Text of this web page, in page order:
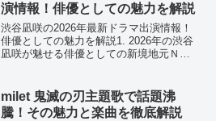
演情報！俳優としての魅力を解説
渋谷凪咲の2026年最新ドラマ出演情報！
俳優としての魅力を解説1. 2026年の渋谷
凪咲が魅せる俳優としての新境地元ＮＭ
２６年において俳優としてのキャリアを
さらに盤石な...
milet 鬼滅の刃主題歌で話題沸
騰！その魅力と楽曲を徹底解説